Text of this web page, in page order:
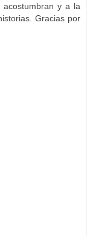
y a la
Gracias por